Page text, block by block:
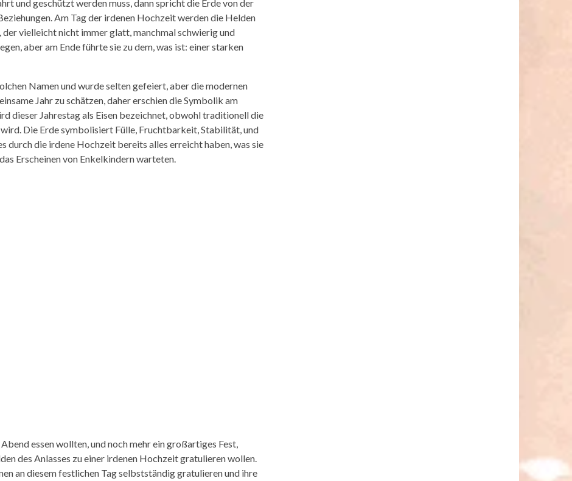
und geschützt werden muss, dann spricht die Erde von der
Am Tag der irdenen Hochzeit werden die Helden
der vielleicht nicht immer glatt, manchmal schwierig und
aber am Ende führte sie zu dem, was ist: einer starken
Namen und wurde selten gefeiert, aber die modernen
Jahr zu schätzen, daher erschien die Symbolik am
dieser Jahrestag als Eisen bezeichnet, obwohl traditionell die
Die Erde symbolisiert Fülle, Fruchtbarkeit, Stabilität, und
durch die irdene Hochzeit bereits alles erreicht haben, was sie
Erscheinen von Enkelkindern warteten.
essen wollten, und noch mehr ein großartiges Fest,
des Anlasses zu einer irdenen Hochzeit gratulieren wollen.
an diesem festlichen Tag selbstständig gratulieren und ihre